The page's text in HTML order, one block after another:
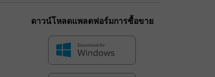
ดาวน์โหลดแพลตฟอร์มการซื้อขาย